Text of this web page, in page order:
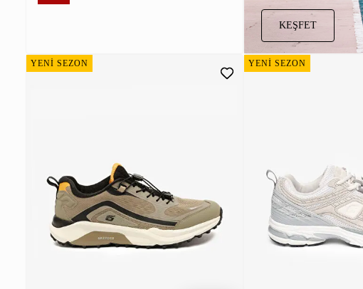
KEŞFET
YENİ SEZON YENİ SEZON